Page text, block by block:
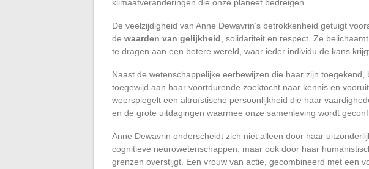
klimaatveranderingen die onze planeet bedreigen.
De veelzijdigheid van Anne Dewavrin’s betrokkenheid getuigt
de waarden van gelijkheid , solidariteit en respect. Ze
te dragen aan een betere wereld, waar ieder individu de kans
Naast de wetenschappelijke eerbewijzen die haar zijn toegekend,
toegewijd aan haar voortdurende zoektocht naar kennis en
weerspiegelt een altruïstische persoonlijkheid die haar
en de grote uitdagingen waarmee onze samenleving wordt
Anne Dewavrin onderscheidt zich niet alleen door haar
cognitieve neurowetenschappen, maar ook door haar
grenzen overstijgt. Een vrouw van actie, gecombineerd met een